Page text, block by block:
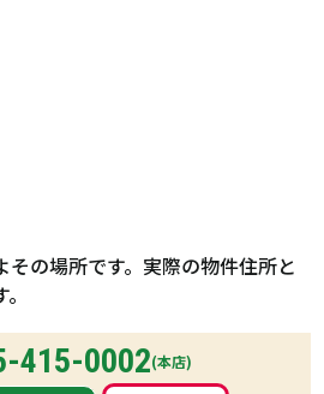
の場所です。実際の物件住所と
415-0002(本店)